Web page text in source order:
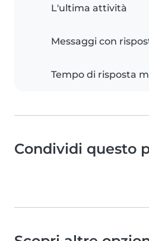
L'ultima attività
Messaggi con
Tempo di risposta
Condividi questo